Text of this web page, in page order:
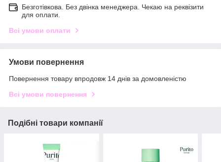
Безготівкова. Без двінка менеджера. Чекаю на реквізити
для оплати.
Всі умови оплати
Умови повернення
Повернення товару впродовж 14 днів за домовленістю
Всі умови повернення
Подібні товари компанії